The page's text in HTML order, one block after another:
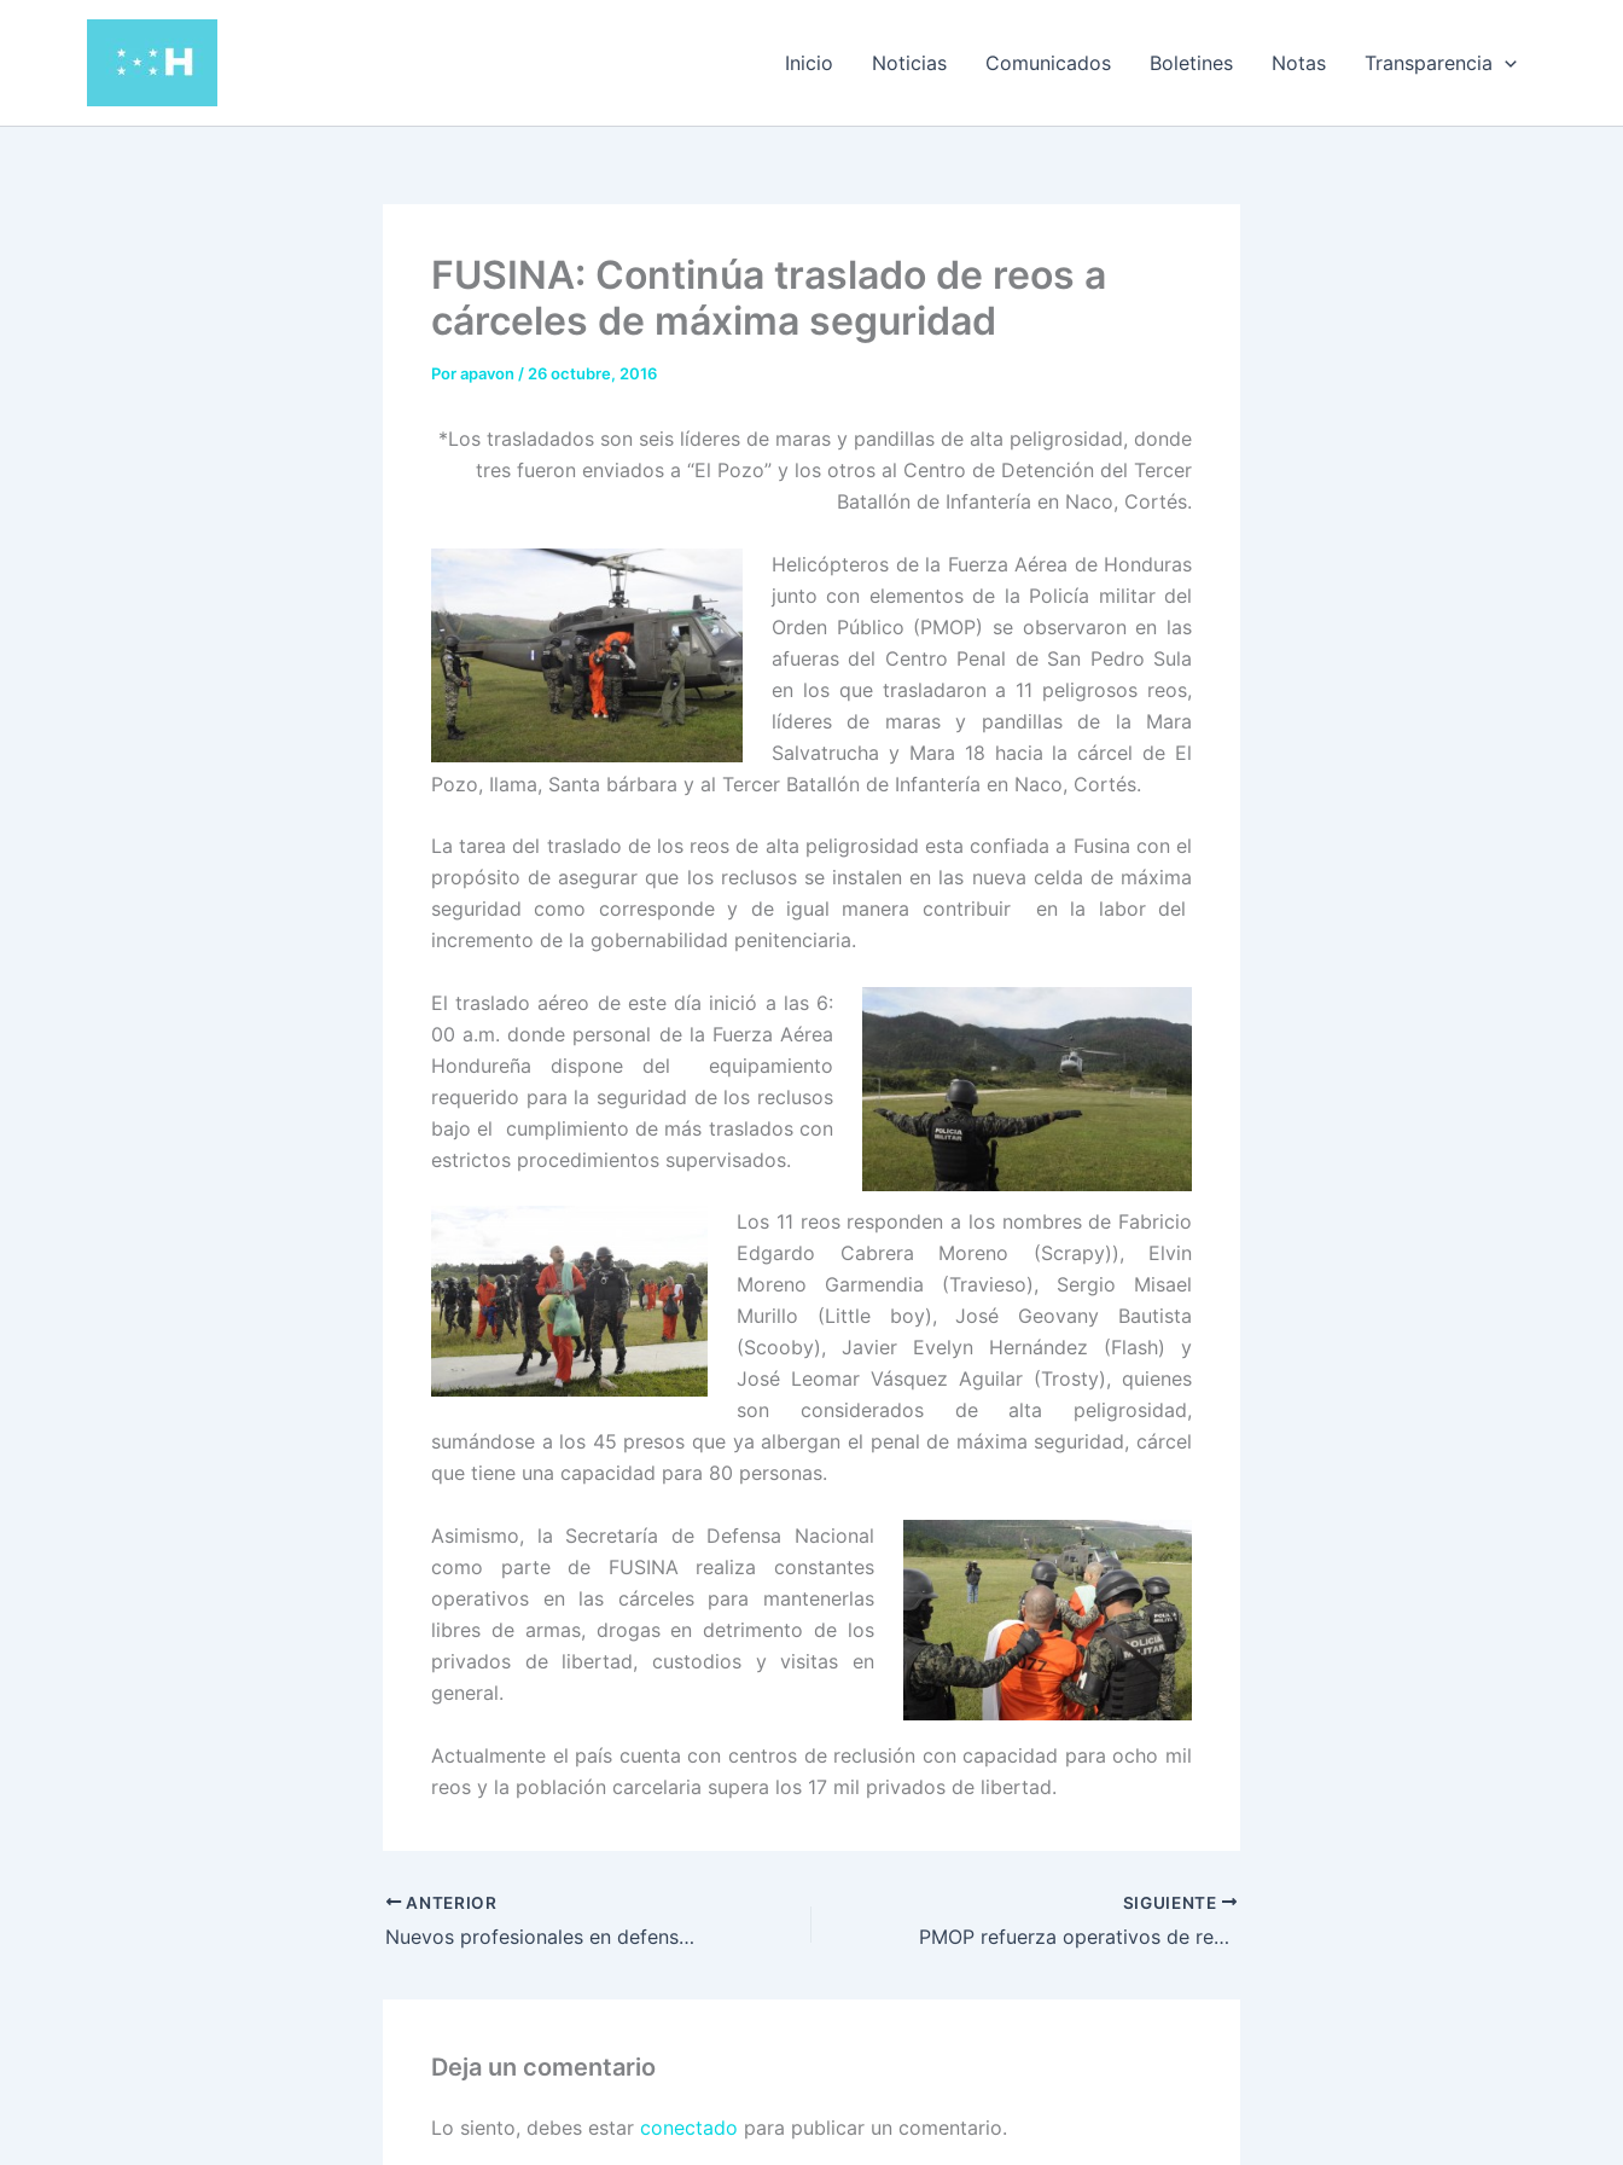
Inicio Noticias Comunicados Boletines Notas Transparencia
FUSINA: Continúa traslado de reos a
cárceles de máxima seguridad
Porapavon / 26 octubre, 2016
*Los trasladados son seis líderes de maras y pandillas de alta peligrosidad, donde
tres fueron enviados a “El Pozo” y los otros al Centro de Detención del Tercer
Batallón de Infantería en Naco, Cortés.
Helicópteros de la Fuerza Aérea de Honduras
junto con elementos de la Policía militar del
Orden Público (PMOP) se observaron en las
afueras del Centro Penal de San Pedro Sula
en los que trasladaron a 11 peligrosos reos,
líderes de maras y pandillas de la Mara
Salvatrucha y Mara 18 hacia la cárcel de El
Pozo, Ilama, Santa bárbara y al Tercer Batallón de Infantería en Naco, Cortés.
La tarea del traslado de los reos de alta peligrosidad esta confiada a Fusina con el
propósito de asegurar que los reclusos se instalen en las nueva celda de máxima
seguridad como corresponde y de igual manera contribuir en la labor del
incremento de la gobernabilidad penitenciaria.
El traslado aéreo de este día inició a las 6:
00 a.m. donde personal de la Fuerza Aérea
Hondureña dispone del equipamiento
requerido para la seguridad de los reclusos
bajo el cumplimiento de más traslados con
estrictos procedimientos supervisados.
Los 11 reos responden a los nombres de Fabricio
Edgardo Cabrera Moreno (Scrapy)), Elvin
Moreno Garmendia (Travieso), Sergio Misael
Murillo (Little boy), José Geovany Bautista
(Scooby), Javier Evelyn Hernández (Flash) y
José Leomar Vásquez Aguilar (Trosty), quienes
son considerados de alta peligrosidad,
sumándose a los 45 presos que ya albergan el penal de máxima seguridad, cárcel
que tiene una capacidad para 80 personas.
Asimismo, la Secretaría de Defensa Nacional
como parte de FUSINA realiza constantes
operativos en las cárceles para mantenerlas
libres de armas, drogas en detrimento de los
privados de libertad, custodios y visitas en
general.
Actualmente el país cuenta con centros de reclusión con capacidad para ocho mil
reos y la población carcelaria supera los 17 mil privados de libertad.
ANTERIOR
Nuevos profesionales en defensa nacional centroamericana, operaciones aeronáuticas y más
SIGUIENTE
PMOP refuerza operativos de registro
Deja un comentario
Lo siento, debes estar conectado para publicar un comentario.